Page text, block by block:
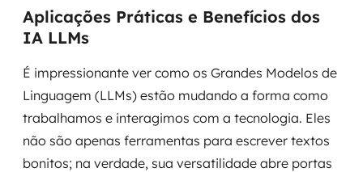
Aplicações Práticas e Benefícios dos
IA LLMs
É impressionante ver como os Grandes Modelos de
Linguagem (LLMs) estão mudando a forma como
trabalhamos e interagimos com a tecnologia. Eles
não são apenas ferramentas para escrever textos
bonitos; na verdade, sua versatilidade abre portas